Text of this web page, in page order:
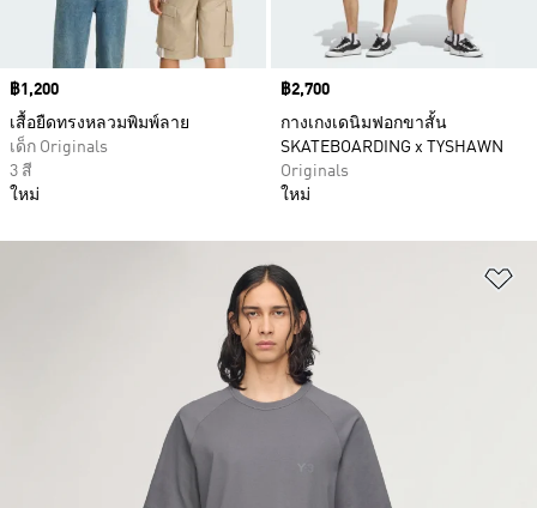
Price
฿1,200
เสื้อยืดทรงหลวมพิมพ์ลาย
เด็ก Originals
3 สี
ใหม่
Price
฿2,700
กางเกงเดนิมฟอกขาสั้น
SKATEBOARDING x TYSHAWN
Originals
ใหม่